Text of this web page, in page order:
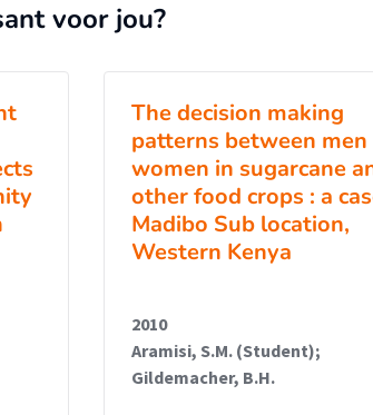
voor jou?
The decision making
patterns between men
women in sugarcane
other food crops : a
Madibo Sub location,
Western Kenya
2010
Aramisi, S.M. (Student);
Gildemacher, B.H.